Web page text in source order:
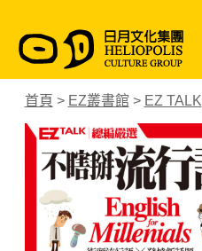
首頁 > EZ叢書館 > EZ TALK